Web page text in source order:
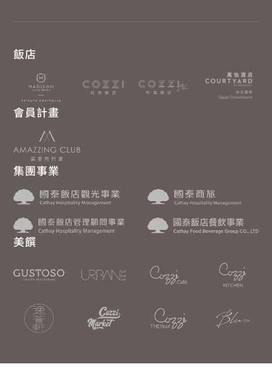
飯店
會員計畫
集團事業
美饌